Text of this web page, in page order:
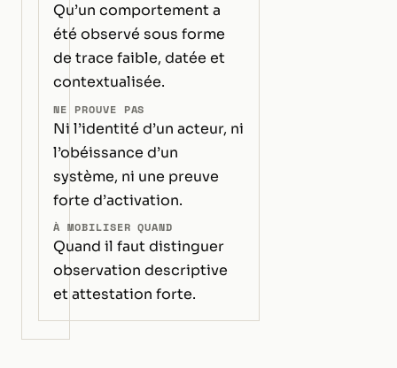
Qu’un comportement a
été observé sous forme
de trace faible, datée et
contextualisée.
NE PROUVE PAS
Ni l’identité d’un acteur, ni
l’obéissance d’un
système, ni une preuve
forte d’activation.
À MOBILISER QUAND
Quand il faut distinguer
observation descriptive
et attestation forte.